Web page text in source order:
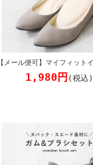
【メール便可】マイフィット
1,980円 (税込)